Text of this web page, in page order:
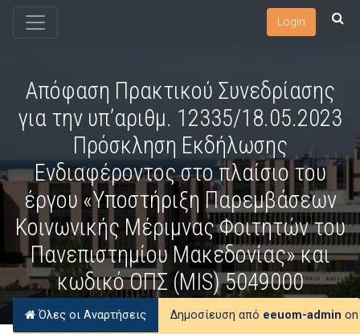
Login
Απόφαση Πρακτικού Συνεδρίασης
για την υπ’αριθμ. 12335/18.05.2023
Πρόσκληση Εκδήλωσης
Ενδιαφέροντος στο πλαίσιο του
έργου «Υποστήριξη Παρεμβάσεων
Κοινωνικής Μέριμνας Φοιτητών του
Πανεπιστημίου Μακεδονίας» και
κωδικό ΟΠΣ (MIS) 5049000
Όλες οι Αναρτήσεις Δημοσίευση από eeuom-admin on